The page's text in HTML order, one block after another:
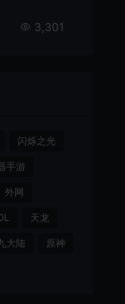
3,301
闪烁之光
手游
外网
天龙
大陆 原神